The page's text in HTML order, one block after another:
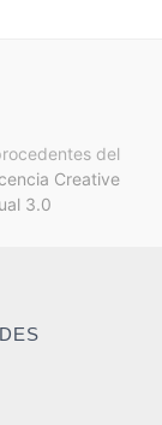
del
Creative
3.0